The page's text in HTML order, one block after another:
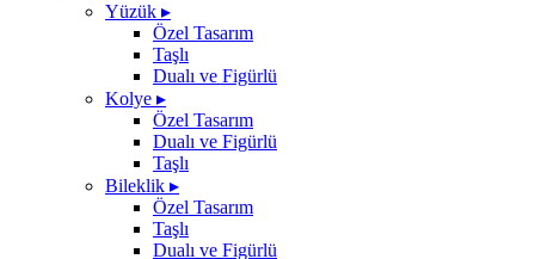
Yüzük ▸
Özel Tasarım
Taşlı
Dualı ve Figürlü
Kolye ▸
Özel Tasarım
Dualı ve Figürlü
Taşlı
Bileklik ▸
Özel Tasarım
Taşlı
Dualı ve Figürlü